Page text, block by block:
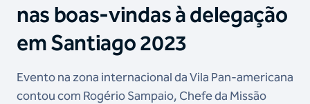
nas boas-vindas à delegação
em Santiago 2023
Evento na zona internacional da Vila Pan-americana
contou com Rogério Sampaio, Chefe da Missão